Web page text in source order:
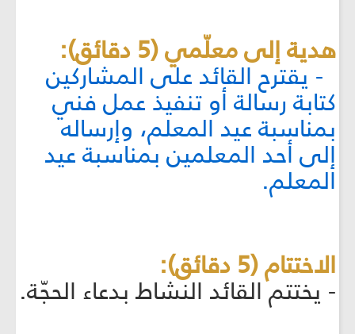
هدية إلى معلّمي (5 دقائق):
- يقترح القائد على المشاركين
كتابة رسالة أو تنفيذ عمل فني
بمناسبة عيد المعلم، وإرساله
إلى أحد المعلمين بمناسبة عيد
المعلم.
الاختتام (5 دقائق):
- يختتم القائد النشاط بدعاء الحجّة.